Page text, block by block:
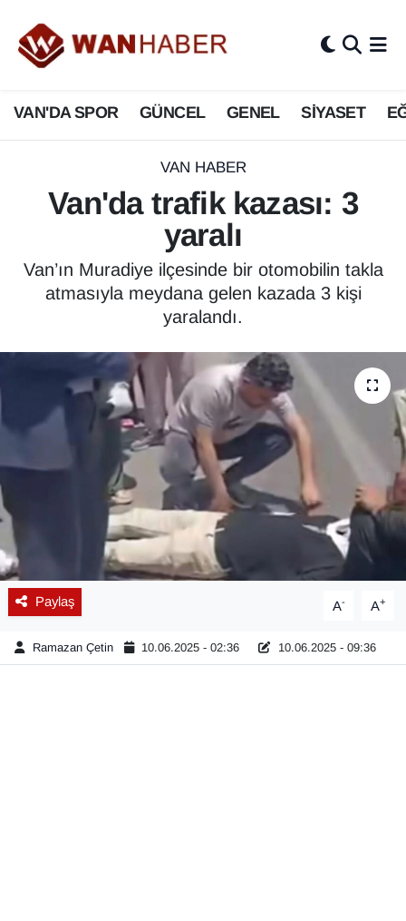
VAN'DA SPOR GÜNCEL GENEL SİYASET
VAN HABER
Van'da trafik kazası: 3
yaralı
Van’ın Muradiye ilçesinde bir otomobilin takla
atmasıyla meydana gelen kazada 3 kişi
yaralandı.
Paylaş A- A+
Ramazan Çetin 10.06.2025 - 02:36 10.06.2025 - 09:36
3.SAYFA
ASAYİŞ
BİLİM VE TEKNOLOJİ
Biyografi
Bölge Haberleri
ÇEVRE
Dernekler, Odalar
EKONOMİ
Emlak
Van Nöbetçi Eczaneler
Van Hava Durumu
Van Namaz Vakitleri
Van Trafik Yoğunluk Haritası
Süper Lig Puan Durumu ve Fikstür
Tüm Manşetler
Haber Arşivi